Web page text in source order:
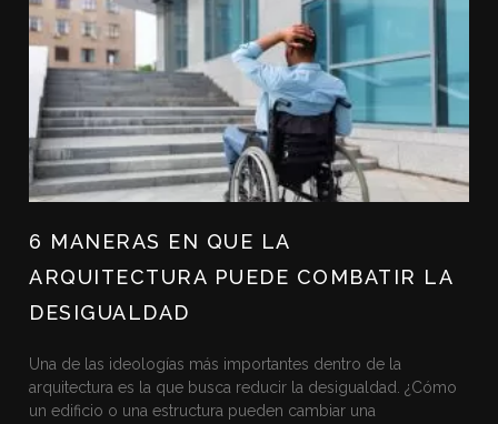
6 MANERAS EN QUE LA
ARQUITECTURA PUEDE COMBATIR LA
DESIGUALDAD
Una de las ideologías más importantes dentro de la
arquitectura es la que busca reducir la desigualdad. ¿Cómo
un edificio o una estructura pueden cambiar una